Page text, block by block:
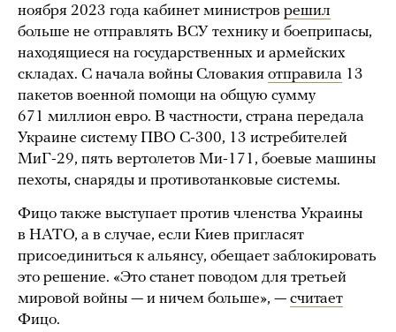
ноября 2023 года кабинет министров решил
больше не отправлять ВСУ технику и боеприпасы,
находящиеся на государственных и армейских
складах. С начала войны Словакия отправила 13
пакетов военной помощи на общую сумму
671 миллион евро. В частности, страна передала
Украине систему ПВО С-300, 13 истребителей
МиГ-29, пять вертолетов Ми-171, боевые машины
пехоты, снаряды и противотанковые системы.
Фицо также выступает против членства Украины
в НАТО, а в случае, если Киев пригласят
присоединиться к альянсу, обещает заблокировать
это решение. «Это станет поводом для третьей
мировой войны — и ничем больше», — считает
Фицо.